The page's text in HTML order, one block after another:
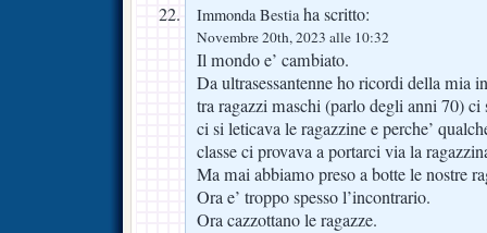
Immonda Bestiaha scritto:
Novembre 20th, 2023 alle 10:32
Il mondo e’ cambiato.
Da ultrasessantenne ho ricordi della mia
tra ragazzi maschi (parlo degli anni 70) ci
ci si leticava le ragazzine e perche’
classe ci provava a portarci via la
Ma mai abbiamo preso a botte le nostre
Ora e’ troppo spesso l’incontrario.
Ora cazzottano le ragazze.